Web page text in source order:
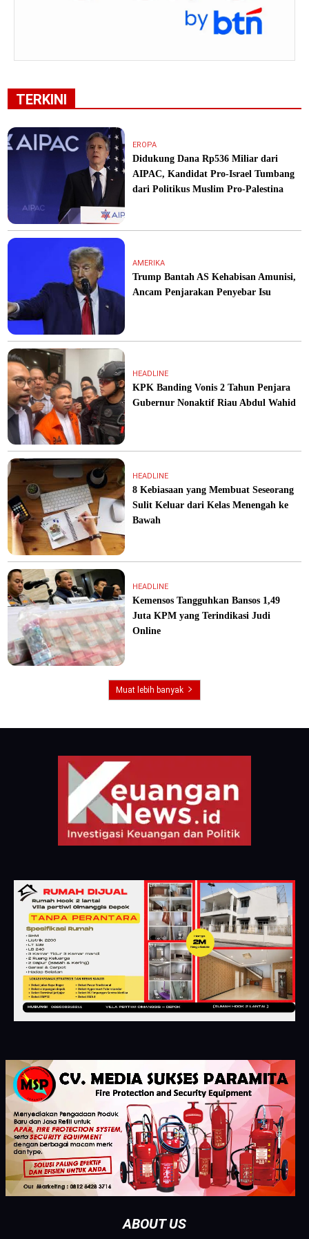
TERKINI
EROPA
Didukung Dana Rp536 Miliar dari
AIPAC, Kandidat Pro-Israel Tumbang
dari Politikus Muslim Pro-Palestina
AMERIKA
Trump Bantah AS Kehabisan Amunisi,
Ancam Penjarakan Penyebar Isu
HEADLINE
KPK Banding Vonis 2 Tahun Penjara
Gubernur Nonaktif Riau Abdul Wahid
HEADLINE
8 Kebiasaan yang Membuat Seseorang
Sulit Keluar dari Kelas Menengah ke
Bawah
HEADLINE
Kemensos Tangguhkan Bansos 1,49
Juta KPM yang Terindikasi Judi
Online
Muat lebih banyak
ABOUT US